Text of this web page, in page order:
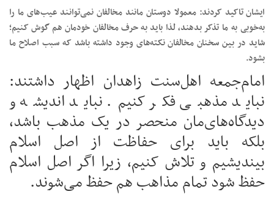
ایشان تاکید کردند: معمولا دوستان مانند مخالفان نمی‌توانند عیب‌های ما را
به‌خوبی به ما تذکر بدهند، لذا باید به حرف مخالفان خودمان هم گوش کنیم؛
شاید در بین سخنان مخالفان نکته‌های وجود داشته باشد که سبب اصلاح ما
بشود.
امام‌جمعه اهل‌سنت زاهدان اظهار داشتند:
نباید مذهبی فکر کنیم. نباید اندیشه و
دیدگاه‌های‌مان منحصر در یک مذهب باشد،
بلکه باید برای حفاظت از اصل اسلام
بیندیشیم و تلاش کنیم، زیرا اگر اصل اسلام
حفظ شود تمام مذاهب هم حفظ می‌شوند.